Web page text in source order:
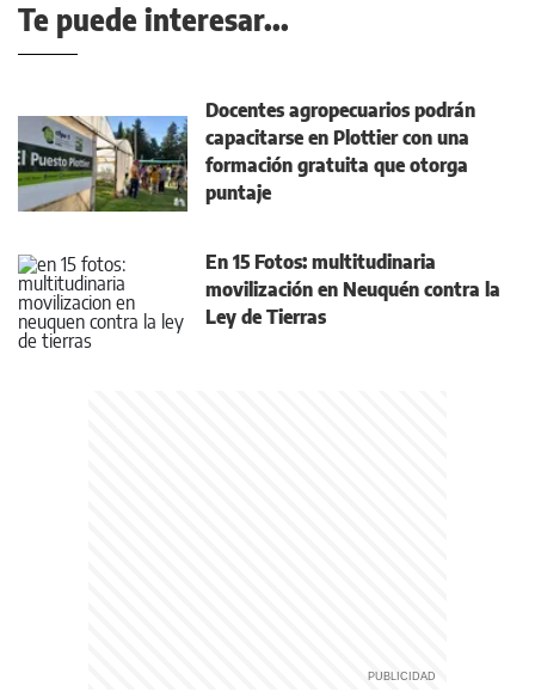
Te puede interesar...
Docentes agropecuarios podrán
capacitarse en Plottier con una
formación gratuita que otorga
puntaje
En 15 Fotos: multitudinaria
movilización en Neuquén contra la
Ley de Tierras